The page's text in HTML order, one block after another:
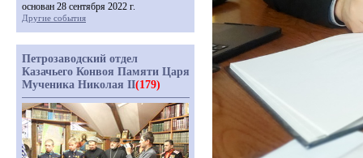
основан 28 сентября 2022 г.
Другие события
Петрозаводский отдел
Казачьего Конвоя Памяти Царя
Мученика Николая II(179)